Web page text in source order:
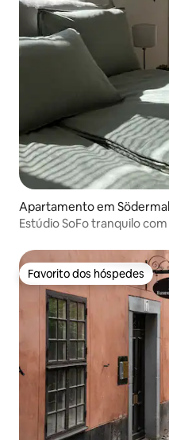
Apartamento em
Estúdio SoFo tranquilo
Favorito dos hóspedes
Favorito dos hóspedes